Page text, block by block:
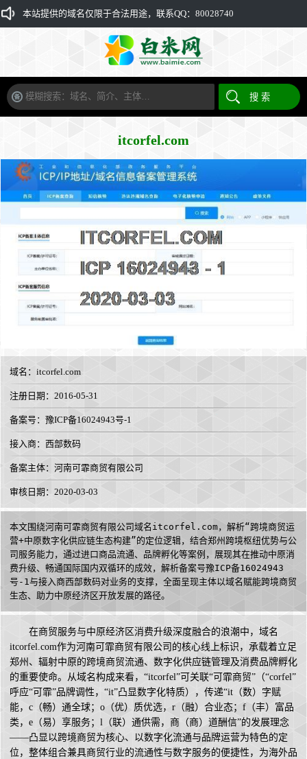
本站提供的域名仅限于合法用途，联系QQ：80028740
itcorfel.com
域名： itcorfel.com
注册日期：2016-05-31
备案号：豫ICP备16024943号-1
接入商： 西部数码
备案主体：河南可霏商贸有限公司
审核日期：2020-03-03
本文围绕河南可霏商贸有限公司域名itcorfel.com，解析“跨境商贸运
营+中原数字化供应链生态构建”的定位逻辑，结合郑州跨境枢纽优势与公
司服务能力，通过进口商品流通、品牌孵化等案例，展现其在推动中原消
费升级、畅通国际国内双循环的成效，解析备案号豫ICP备16024943
号-1与接入商西部数码对业务的支撑，全面呈现主体以域名赋能跨境商贸
生态、助力中原经济区开放发展的路径。
在商贸服务与中原经济区消费升级深度融合的浪潮中，域名
itcorfel.com作为河南可霏商贸有限公司的核心线上标识，承载着立足
郑州、辐射中原的跨境商贸流通、数字化供应链管理及消费品牌孵化
的重要使命。从域名构成来看，“itcorfel”可关联“可霏商贸”（“corfel”
呼应“可霏”品牌调性，“it”凸显数字化特质），传递“it（数）字赋
能，c（畅）通全球；o（优）质优选，r（融）合业态；f（丰）富品
类，e（易）享服务；l（联）通供需，商（商）道酬信”的发展理念
——凸显以跨境商贸为核心、以数字化流通与品牌运营为特色的定
位，整体组合兼具商贸行业的流通性与数字服务的便捷性，为海外品